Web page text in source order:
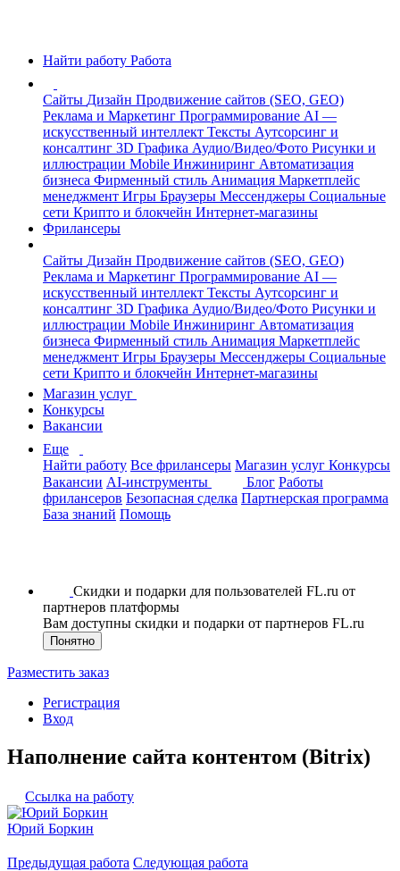
Найти работу Работа
Сайты Дизайн Продвижение сайтов (SEO, GEO)
Реклама и Маркетинг Программирование AI —
искусственный интеллект Тексты Аутсорсинг и
консалтинг 3D Графика Аудио/Видео/Фото Рисунки и
иллюстрации Mobile Инжиниринг Автоматизация
бизнеса Фирменный стиль Анимация Маркетплейс
менеджмент Игры Браузеры Мессенджеры Социальные
сети Крипто и блокчейн Интернет-магазины
Фрилансеры
Сайты Дизайн Продвижение сайтов (SEO, GEO)
Реклама и Маркетинг Программирование AI —
искусственный интеллект Тексты Аутсорсинг и
консалтинг 3D Графика Аудио/Видео/Фото Рисунки и
иллюстрации Mobile Инжиниринг Автоматизация
бизнеса Фирменный стиль Анимация Маркетплейс
менеджмент Игры Браузеры Мессенджеры Социальные
сети Крипто и блокчейн Интернет-магазины
Магазин услуг
Конкурсы
Вакансии
Еще
Найти работу Все фрилансеры Магазин услуг Конкурсы
Вакансии AI-инструменты Блог Работы
фрилансеров Безопасная сделка Партнерская программа
База знаний Помощь
Скидки и подарки для пользователей FL.ru от
партнеров платформы
Вам доступны скидки и подарки от партнеров FL.ru
Понятно
Разместить заказ
Регистрация
Вход
Наполнение сайта контентом (Bitrix)
Ссылка на работу
Юрий Боркин
Предыдущая работа Следующая работа